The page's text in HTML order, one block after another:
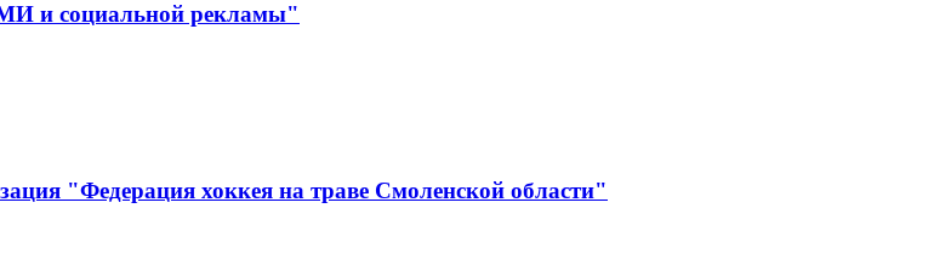
и социальной рекламы"
"Федерация хоккея на траве Смоленской области"